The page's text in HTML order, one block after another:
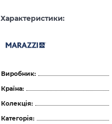
Характеристики:
Виробник:
Країна:
Колекція:
Категорія: